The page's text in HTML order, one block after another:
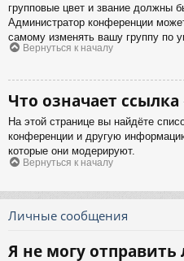
групповые цвет и звание должны
Администратор конференции
самому изменять вашу группу по
Вернуться к началу
Что означает
На этой странице вы найдёте
конференции и другую
которые они модерируют.
Вернуться к началу
Личные сообщения
Я не могу